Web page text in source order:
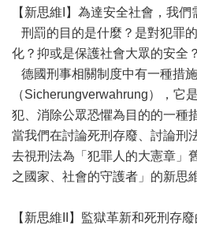
【新思維I】為達安全社會，我們
刑罰的目的是什麼？是對犯罪
化？抑或是保護社會大眾的安全？
德國刑事相關制度中有一種措
（Sicherungverwahrung），它
犯、消除公眾恐懼為目的的一種
當我們在討論死刑存廢、討論刑
去視刑法為「犯罪人的大憲章」
之國家、社會的守護者」的新思維
【新思維II】監獄革新和死刑存